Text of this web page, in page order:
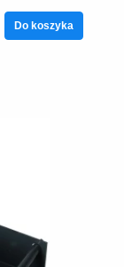
Do koszyka